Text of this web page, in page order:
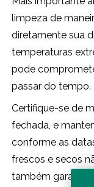
limpeza de
diretamente sua
temperaturas
pode
passar do tempo.
Certifique-se de
fechada, e
conforme as
frescos e secos
também garante